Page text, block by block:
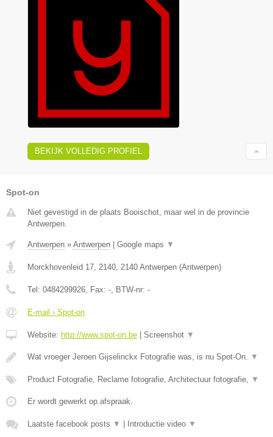
BEKIJK VOLLEDIG PROFIEL
Spot-on
Niet gevestigd in de plaats Booischot, maar wel in de provincie
Antwerpen.
Antwerpen » Antwerpen Google maps ▼
Morckhovenleid 17, 2140, 2140 Antwerpen (Antwerpen)
Tel: 0484299926, Fax: -, BTW-nr: -
E-mail › Spot-on
Website: http://www.spot-on.be Screenshot ▼
Wat vroeger Jeroen Gijselinckx Fotografie was, is nu Spot-On. ▼
Product Fotografie, Reclame fotografie, Architectuur fotografie, ▼
Er wordt gewerkt op afspraak.
Laatste facebook posts ▼ Introductie video ▼